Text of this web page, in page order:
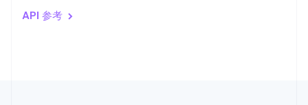
API 参考
印度
English